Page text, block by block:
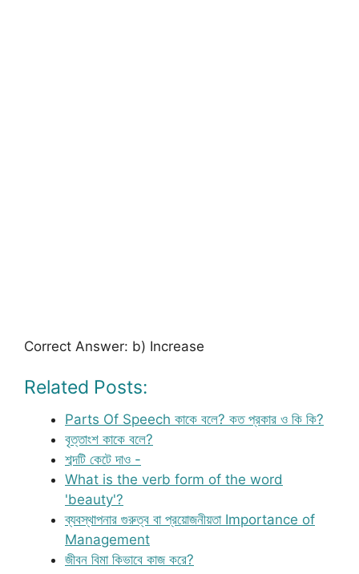
Correct Answer: b) Increase
Related Posts:
Parts Of Speech কাকে বলে? কত প্রকার ও কি কি?
বৃত্তাংশ কাকে বলে?
শব্দটি কেটে দাও -
What is the verb form of the word
'beauty'?
ব্যবস্থাপনার গুরুত্ব বা প্রয়োজনীয়তা Importance of
Management
জীবন বিমা কিভাবে কাজ করে?